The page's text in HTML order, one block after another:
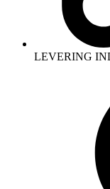
LEVERING